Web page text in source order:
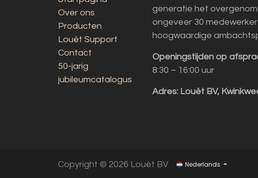
Over ons
Producten
Louët Support
Contact
50-jarig
jubileumcatalogus
generatie het
ongeveer 30
hoogwaardige
Openingstijden op
8:30 – 16:00 uur
Adres: Louët BV,
Copyright © 2026 Louët BV Nederlands